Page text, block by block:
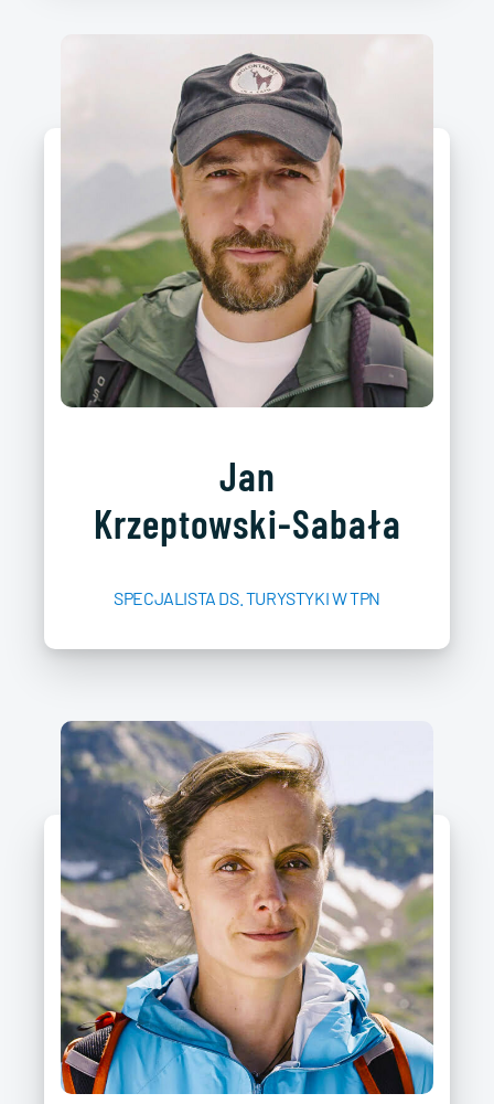
Jan
Krzeptowski-Sabała
SPECJALISTA DS. TURYSTYKI W TPN